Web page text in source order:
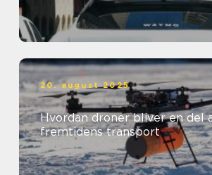
20. august 2025
Hvordan droner bliver en del
fremtidens transport